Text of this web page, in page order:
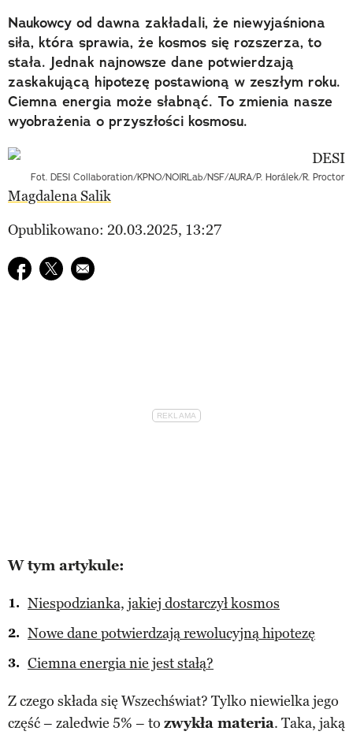
Naukowcy od dawna zakładali, że niewyjaśniona
siła, która sprawia, że kosmos się rozszerza, to
stała. Jednak najnowsze dane potwierdzają
zaskakującą hipotezę postawioną w zeszłym roku.
Ciemna energia może słabnąć. To zmienia nasze
wyobrażenia o przyszłości kosmosu.
Fot. DESI Collaboration/KPNO/NOIRLab/NSF/AURA/P. Horálek/R. Proctor
Magdalena Salik
Opublikowano: 20.03.2025, 13:27
Udostępnij na facebook
Udostępnij na twitter
E-mail do przyjaciela
W tym artykule:
Niespodzianka, jakiej dostarczył kosmos
Nowe dane potwierdzają rewolucyjną hipotezę
Ciemna energia nie jest stałą?
Z czego składa się Wszechświat? Tylko niewielka jego
część – zaledwie 5% – to zwykła materia. Taka, jaką